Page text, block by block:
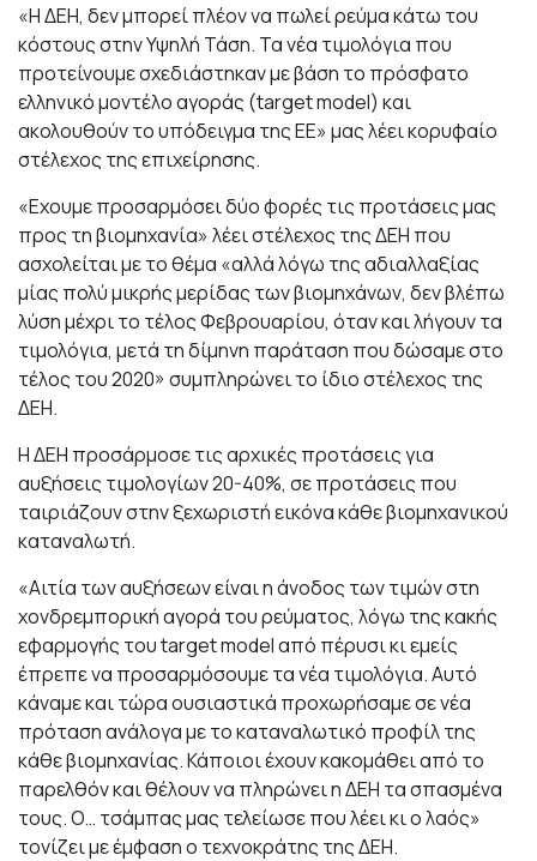
«Η ΔΕΗ, δεν μπορεί πλέον να πωλεί ρεύμα κάτω του
κόστους στην Υψηλή Τάση. Τα νέα τιμολόγια που
προτείνουμε σχεδιάστηκαν με βάση το πρόσφατο
ελληνικό μοντέλο αγοράς (target model) και
ακολουθούν το υπόδειγμα της ΕΕ» μας λέει κορυφαίο
στέλεχος της επιχείρησης.
«Εχουμε προσαρμόσει δύο φορές τις προτάσεις μας
προς τη βιομηχανία» λέει στέλεχος της ΔΕΗ που
ασχολείται με το θέμα «αλλά λόγω της αδιαλλαξίας
μίας πολύ μικρής μερίδας των βιομηχάνων, δεν βλέπω
λύση μέχρι το τέλος Φεβρουαρίου, όταν και λήγουν τα
τιμολόγια, μετά τη δίμηνη παράταση που δώσαμε στο
τέλος του 2020» συμπληρώνει το ίδιο στέλεχος της
ΔΕΗ.
Η ΔΕΗ προσάρμοσε τις αρχικές προτάσεις για
αυξήσεις τιμολογίων 20-40%, σε προτάσεις που
ταιριάζουν στην ξεχωριστή εικόνα κάθε βιομηχανικού
καταναλωτή.
«Αιτία των αυξήσεων είναι η άνοδος των τιμών στη
χονδρεμπορική αγορά του ρεύματος, λόγω της κακής
εφαρμογής του target model από πέρυσι κι εμείς
έπρεπε να προσαρμόσουμε τα νέα τιμολόγια. Αυτό
κάναμε και τώρα ουσιαστικά προχωρήσαμε σε νέα
πρόταση ανάλογα με το καταναλωτικό προφίλ της
κάθε βιομηχανίας. Κάποιοι έχουν κακομάθει από το
παρελθόν και θέλουν να πληρώνει η ΔΕΗ τα σπασμένα
τους. Ο… τσάμπας μας τελείωσε που λέει κι ο λαός»
τονίζει με έμφαση ο τεχνοκράτης της ΔΕΗ.